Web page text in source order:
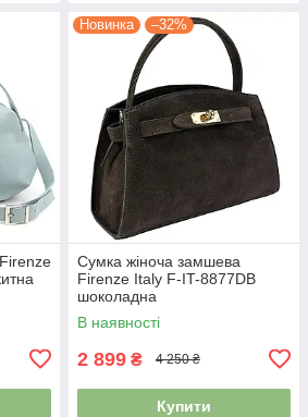
Новинка –32%
Сумка жіноча замшева
Firenze Italy F-IT-8877DB
шоколадна
В наявності
2 899 ₴ 4 250 ₴
Купити